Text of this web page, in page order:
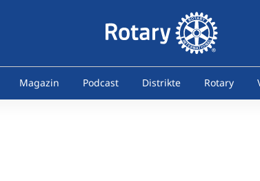
Magazin Podcast Distrikte Rotary